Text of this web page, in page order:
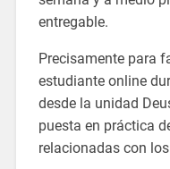
entregable.
Precisamente para
estudiante online
desde la unidad
puesta en práctica
relacionadas con